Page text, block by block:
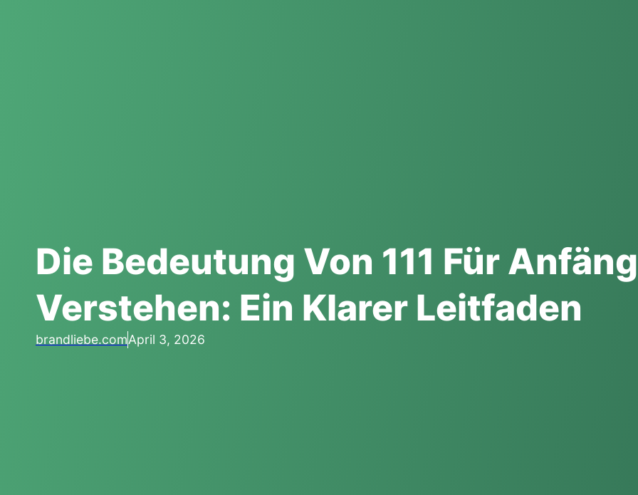
Die Bedeutung Von 111 Für
Verstehen: Ein Klarer Leitfaden
brandliebe.comApril 3, 2026